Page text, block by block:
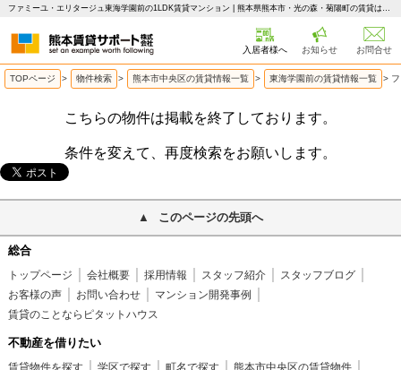
ファミーユ・エリタージュ東海学園前の1LDK賃貸マンション | 熊本県熊本市・光の森・菊陽町の賃貸はピタットハウス 熊本賃貸サポート
入居者様へ お知らせ お問合せ
TOPページ > 物件検索 > 熊本市中央区の賃貸情報一覧 > 東海学園前の賃貸情報一覧 >
こちらの物件は掲載を終了しております。
条件を変えて、再度検索をお願いします。
このページの先頭へ
総合
トップページ 会社概要 採用情報 スタッフ紹介
スタッフブログ
お客様の声
お問い合わせ
マンション開発事例
賃貸のことならピタットハウス
不動産を借りたい
賃貸物件を探す 学区で探す 町名で探す
熊本市中央区の賃貸物件